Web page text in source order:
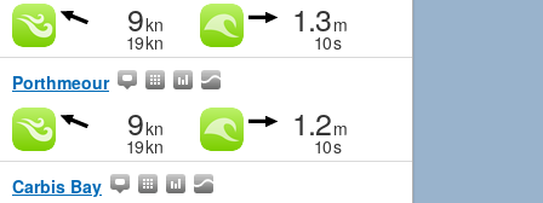
9kn
19kn
1.3m
10s
Porthmeour
9kn
19kn
1.2m
10s
Carbis Bay